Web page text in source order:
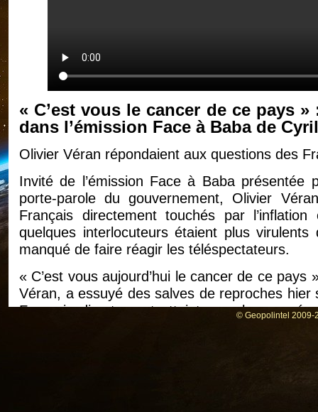
« C’est vous le cancer de ce pays
dans l’émission Face à Baba de
Olivier Véran répondaient aux questions des
Invité de l’émission Face à Baba
porte-parole du gouvernement, Olivier
Français directement touchés par
quelques interlocuteurs étaient plus virulents
manqué de faire réagir les téléspectateurs.
« C’est vous aujourd’hui le cancer de ce
Véran, a essuyé des salves de reproches hier
Français directement atteints par les© Geopolintel 2009-